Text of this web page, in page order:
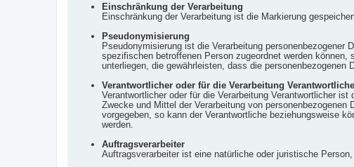
Einschränkung der Verarbeitung
Einschränkung der Verarbeitung ist die Markierung
Pseudonymisierung
Pseudonymisierung ist die Verarbeitung
spezifischen betroffenen Person zugeordnet werden
unterliegen, die gewährleisten, dass die personenbezogenen
Verantwortlicher oder für die Verarbeitung
Verantwortlicher oder für die Verarbeitung Verantwortlicher
Zwecke und Mittel der Verarbeitung von
vorgegeben, so kann der Verantwortliche beziehungsweise
werden.
Auftragsverarbeiter
Auftragsverarbeiter ist eine natürliche oder juristische